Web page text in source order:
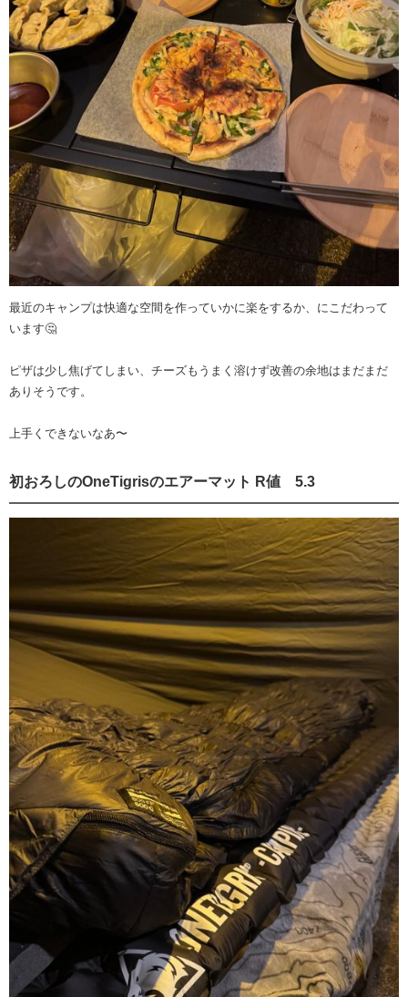
最近のキャンプは快適な空間を作っていかに楽をするか、にこだわって
います🤔
ピザは少し焦げてしまい、チーズもうまく溶けず改善の余地はまだまだ
ありそうです。
上手くできないなあ〜
初おろしのOneTigrisのエアーマット R値 5.3